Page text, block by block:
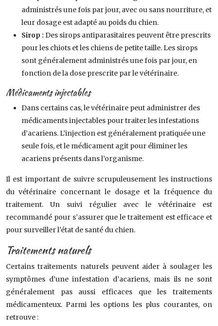
administrés une fois par jour, avec ou sans nourriture, et
leur dosage est adapté au poids du chien.
Sirop : Des sirops antiparasitaires peuvent être prescrits
pour les chiots et les chiens de petite taille. Les sirops
sont généralement administrés une fois par jour, en
fonction de la dose prescrite par le vétérinaire.
Médicaments injectables
Dans certains cas, le vétérinaire peut administrer des
médicaments injectables pour traiter les infestations
d’acariens. L’injection est généralement pratiquée une
seule fois, et le médicament agit pour éliminer les
acariens présents dans l’organisme.
Il est important de suivre scrupuleusement les instructions
du vétérinaire concernant le dosage et la fréquence du
traitement. Un suivi régulier avec le vétérinaire est
recommandé pour s’assurer que le traitement est efficace et
pour surveiller l’état de santé du chien.
Traitements naturels
Certains traitements naturels peuvent aider à soulager les
symptômes d’une infestation d’acariens, mais ils ne sont
généralement pas aussi efficaces que les traitements
médicamenteux. Parmi les options les plus courantes, on
retrouve :